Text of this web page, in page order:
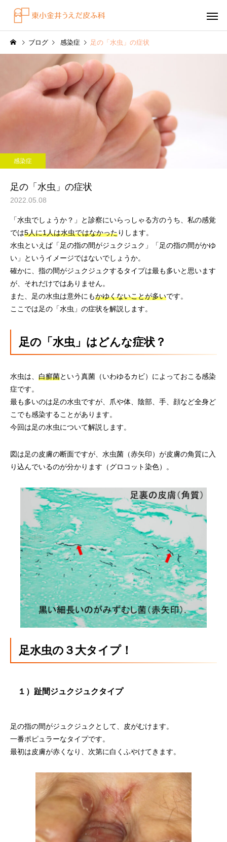
水虫（足白癬）を放置する
べきではない理由
円形脱毛症
円形脱毛症になぜ「光
効くの？
ブログ 感染症 足の「水虫」の症状
感染症
足の「水虫」の症状
2022.05.08
「水虫でしょうか？」と診察にいらっしゃる方のうち、私の感覚
では5人に1人は水虫ではなかったりします。
水虫といえば「足の指の間がジュクジュク」「足の指の間がかゆ
い」というイメージではないでしょうか。
確かに、指の間がジュクジュクするタイプは最も多いと思います
が、それだけではありません。
また、足の水虫は意外にもかゆくないことが多いです。
ここでは足の「水虫」の症状を解説します。
足の「水虫」はどんな症状？
水虫は、 白癬菌という真菌（いわゆるカビ）によっておこる感染
症です。
最も多いのは足の水虫ですが、爪や体、陰部、手、顔など全身ど
こでも感染することがあります。
今回は足の水虫について解説します。
図は足の皮膚の断面ですが、水虫菌（赤矢印）が皮膚の角質に入
り込んでいるのが分かります（グロコット染色）。
足水虫の３大タイプ！
１）趾間ジュクジュクタイプ
足の指の間がジュクジュクとして、皮がむけます。
一番ポピュラーなタイプです。
最初は皮膚が赤くなり、次第に白くふやけてきます。